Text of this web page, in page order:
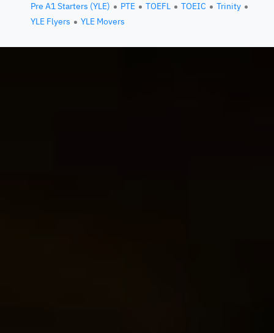
Pre A1 Starters (YLE)
PTE TOEFL TOEIC
Trinity
YLE Flyers
YLE Movers